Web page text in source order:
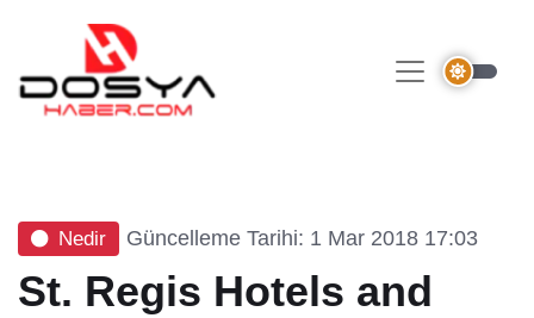
Nedir Güncelleme Tarihi: 1 Mar 2018 17:03
St. Regis Hotels and